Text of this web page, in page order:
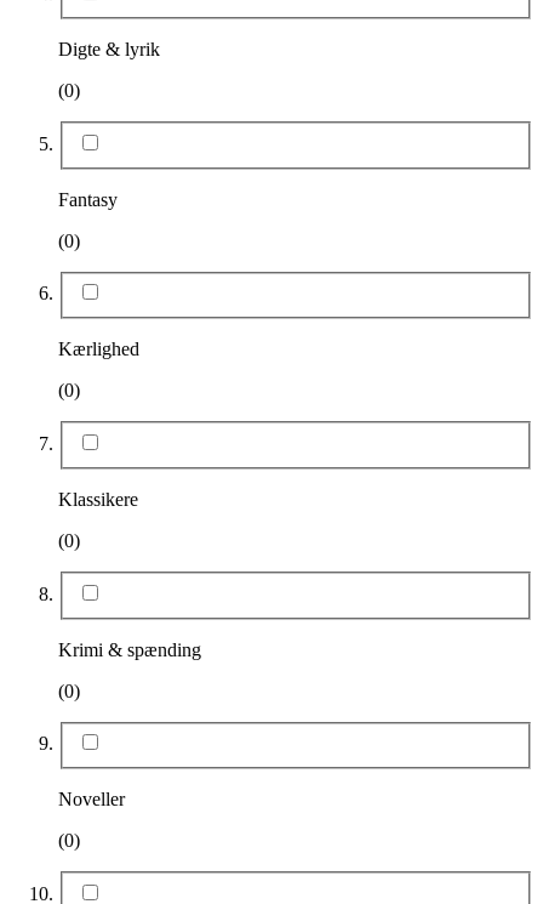
Digte & lyrik
(0)
Fantasy
(0)
Kærlighed
(0)
Klassikere
(0)
Krimi & spænding
(0)
Noveller
(0)